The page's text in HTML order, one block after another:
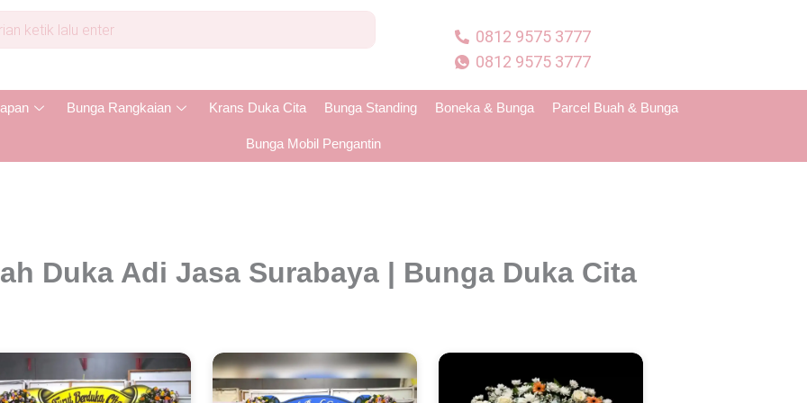
0812 9575 3777
0812 9575 3777
Bunga Rangkaian Krans Duka Cita Bunga Standing Boneka & Bunga Parcel Buah & Bunga
Bunga Mobil Pengantin
Duka Adi Jasa Surabaya | Bunga Duka Cita